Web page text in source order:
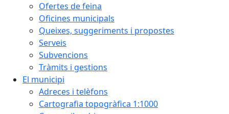
Ofertes de feina
Oficines municipals
Queixes, suggeriments i propostes
Serveis
Subvencions
Tràmits i gestions
El municipi
Adreces i telèfons
Cartografia topogràfica 1:1000